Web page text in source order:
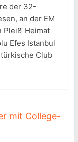
der 32-
an der EM
Heimat
Efes Istanbul
Club
mit College-